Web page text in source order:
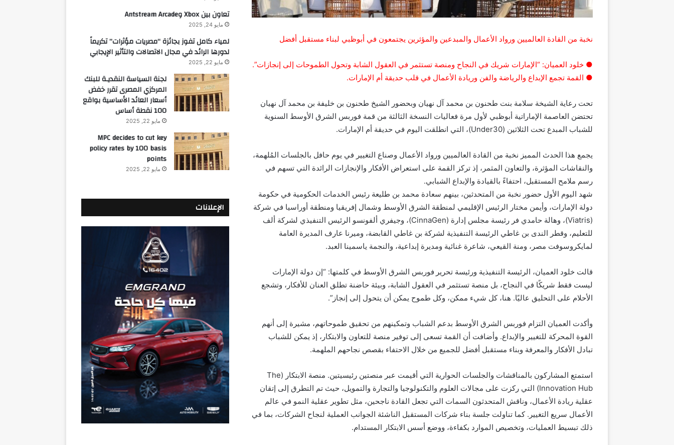
نخبة من القادة العالميين ورواد الأعمال والمبدعين والمؤثرين يجتمعون في أبوظبي لبناء مستقبل أفضل
● خلود العميان: “الإمارات شريك في النجاح ومنصة تستثمر في العقول الشابة وتحول الطموحات إلى إنجازات”.
● القمة تجمع الإبداع والرياضة والفن وريادة الأعمال في قلب حديقة أم الإمارات.
تحت رعاية الشيخة سلامة بنت طحنون بن محمد آل نهيان وبحضور الشيخ طحنون بن خليفة بن محمد آل نهيان
تحتضن العاصمة الإماراتية أبوظبي لأول مرة فعاليات النسخة الثالثة من قمة فوربس الشرق الأوسط السنوية
للشباب المبدع تحت الثلاثين (Under30)، التي انطلقت اليوم في حديقة أم الإمارات.
يجمع هذا الحدث المميز نخبة من القادة العالميين ورواد الأعمال وصناع التغيير في يوم حافل بالجلسات المُلهمة،
والنقاشات المؤثرة، والتعاون المثمر، إذ تركز القمة على استعراض الأفكار والإنجازات الرائدة التي تسهم في
رسم ملامح المستقبل، احتفاءً بالقيادة والإبداع الشبابي.
شهد اليوم الأول حضور نخبة من المتحدثين، بينهم سعادة محمد بن طليعة رئيس الخدمات الحكومية في حكومة
دولة الإمارات، وأيمن مختار الرئيس الإقليمي لمنطقة الشرق الأوسط وشمال إفريقيا ومنطقة أوراسيا في شركة
(Viatris)، وهالة حامدي فر رئيسة مجلس إدارة (CinnaGen)، وجيفري ألفونسو الرئيس التنفيذي لشركة ألف
للتعليم، وقطر الندى بن غاطي الرئيسة التنفيذية لشركة بن غاطي القابضة، وميرنا عارف المديرة العامة
لمايكروسوفت مصر، ومنة القيعي، شاعرة غنائية ومديرة إبداعية، والنجمة ياسمينا العبد.
قالت خلود العميان، الرئيسة التنفيذية ورئيسة تحرير فوربس الشرق الأوسط في كلمتها: “إن دولة الإمارات
ليست فقط شريكًا في النجاح، بل منصة تستثمر في العقول الشابة، وبيئة حاضنة تطلق العنان للأفكار، وتشجع
الأحلام على التحليق عاليًا. هنا، كل شيء ممكن، وكل طموح يمكن أن يتحول إلى إنجاز”.
وأكدت العميان التزام فوربس الشرق الأوسط بدعم الشباب وتمكينهم من تحقيق طموحاتهم، مشيرة إلى أنهم
القوة المحركة للتغيير والإبداع. وأضافت أن القمة تسعى إلى توفير منصة للتعاون والابتكار، إذ يمكن للشباب
تبادل الأفكار والمعرفة وبناء مستقبل أفضل للجميع من خلال الاحتفاء بقصص نجاحهم الملهمة.
استمتع المشاركون بالمناقشات والجلسات الحوارية التي أقيمت عبر منصتين رئيسيتين. منصة الابتكار (The
Innovation Hub) التي ركزت على مجالات العلوم والتكنولوجيا والتجارة والتمويل، حيث تم التطرق إلى إتقان
عقلية ريادة الأعمال، وناقش المتحدثون السمات التي تجعل القادة ناجحين، مثل تطوير عقلية النمو في عالم
الأعمال سريع التغيير. كما تناولت جلسة بناء شركات المستقبل الناشئة الجوانب العملية لنجاح الشركات، بما في
ذلك تبسيط العمليات، وتخصيص الموارد بكفاءة، ووضع أسس الابتكار المستدام.
تعاون بين Xbox وAntstream Arcade
مايو 24, 2025
لمياء كامل تفوز بجائزة “مصريات مؤثرات” تكريماً
لدورها الرائد في مجال الاتصالات والتأثير الإيجابي
مايو 22, 2025
لجنة السياسة النقديـة للبنك
المركزي المصرى تقرر خفض
أسعار العائد الأساسية بواقع
100 نقطة أساس
مايو 22, 2025
MPC decides to cut key
policy rates by 100 basis
points
مايو 22, 2025
الإعلانات